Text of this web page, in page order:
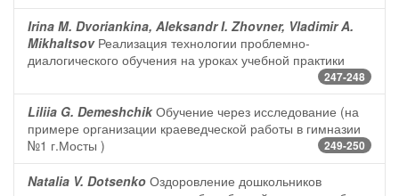
Irina M. Dvoriankina, Aleksandr I. Zhovner, Vladimir A.
MikhaltsovРеализация технологии проблемно-
диалогического обучения на уроках учебной практики
247-248
Liliia G. Demeshchik Обучение через исследование (на
примере организации краеведческой работы в гимназии
№1 г.Мосты )
249-250
Natalia V. Dotsenko Оздоровление дошкольников